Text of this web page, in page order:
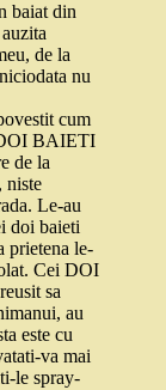
baiat din
de la
nu
cum
BAIETI
de la
niste
Le-au
doi baieti
prietena le-
Cei DOI
sa
au
este cu
va mai
le spray-